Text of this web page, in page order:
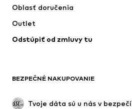
Oblasť doručenia
Outlet
Odstúpiť od zmluvy tu
BEZPEČNÉ NAKUPOVANIE
Tvoje dáta sú u nás v bezpečí